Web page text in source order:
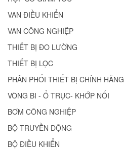
VAN ĐIỀU KHIỂN
VAN CÔNG NGHIỆP
THIẾT BỊ ĐO LƯỜNG
THIẾT BỊ LỌC
PHÂN PHỐI THIẾT BỊ CHÍNH HÃNG
VÒNG BI - Ổ TRỤC- KHỚP NỐI
BƠM CÔNG NGHIỆP
BỘ TRUYỀN ĐỘNG
BỘ ĐIỀU KHIỂN